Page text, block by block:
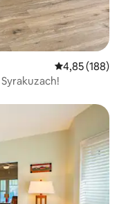
Średnia
4,85 (188)